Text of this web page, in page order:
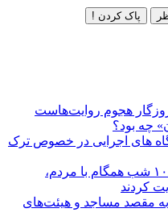
پاک کردن !
هجوم روایت‌هاست
چه بود؟
های اجرایی در خصوص ترک
کانون‌های بسیج رسانه البرز ۱۰۸ شب همگام با مردم،
کردند
به مقصد مساجد و هیئت‌های